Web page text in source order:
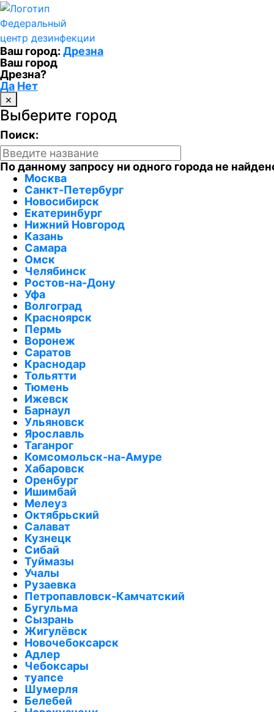
Федеральный
центр дезинфекции
Ваш город: Дрезна
Ваш город
Дрезна?
Да Нет
×
Выберите город
Поиск:
По данному запросу ни одного города не
Москва
Санкт-Петербург
Новосибирск
Екатеринбург
Нижний Новгород
Казань
Самара
Омск
Челябинск
Ростов-на-Дону
Уфа
Волгоград
Красноярск
Пермь
Воронеж
Саратов
Краснодар
Тольятти
Тюмень
Ижевск
Барнаул
Ульяновск
Ярославль
Таганрог
Комсомольск-на-Амуре
Хабаровск
Оренбург
Ишимбай
Мелеуз
Октябрьский
Салават
Кузнецк
Сибай
Туймазы
Учалы
Рузаевка
Петропавловск-Камчатский
Бугульма
Сызрань
Жигулёвск
Новочебоксарск
Адлер
Чебоксары
туапсе
Шумерля
Белебей